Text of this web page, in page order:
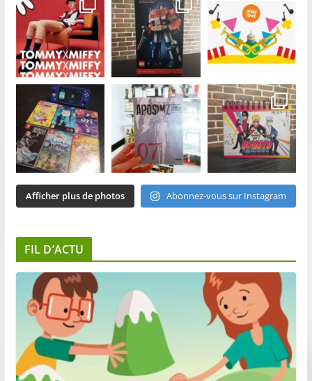
Afficher plus de photos Abonnez-vous sur Instagram
FIL D’ACTU